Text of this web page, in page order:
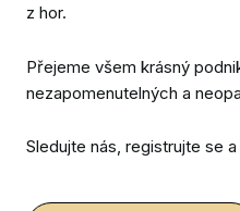
z hor.
Přejeme všem krásný
nezapomenutelných a
Sledujte nás, registrujte se